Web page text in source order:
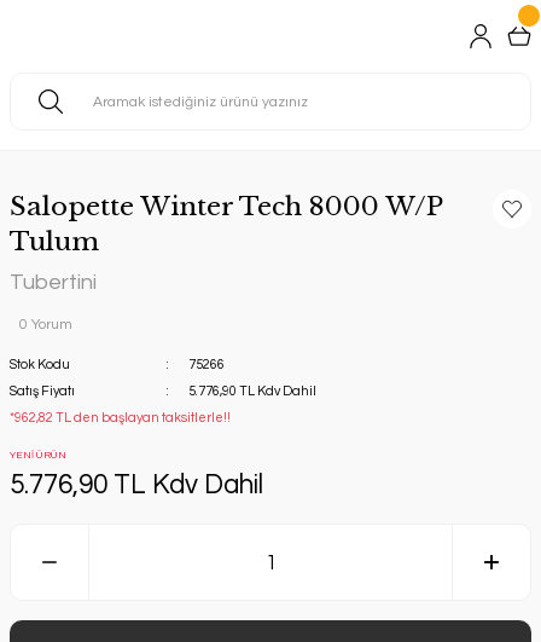
Salopette Winter Tech 8000 W/P
Tulum
Tubertini
0 Yorum
Stok Kodu
75266
Satış Fiyatı
5.776,90 TL Kdv Dahil
*962,82 TL den başlayan taksitlerle!!
YENİ ÜRÜN
5.776,90 TL Kdv Dahil